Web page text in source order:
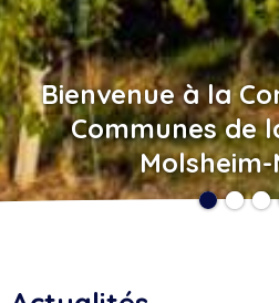
Bienvenue à la
Communes de